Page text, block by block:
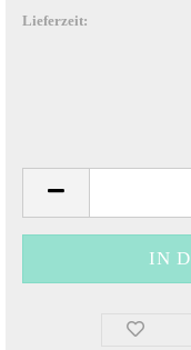
Lieferzeit: